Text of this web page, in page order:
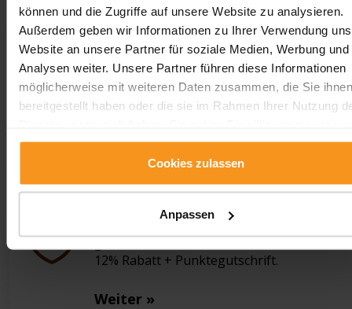
können und die Zugriffe auf unsere Website zu analysieren.
Außerdem geben wir Informationen zu Ihrer Verwendung
Website an unsere Partner für soziale Medien, Werbung und
Analysen weiter. Unsere Partner führen diese Informationen
möglicherweise mit weiteren Daten zusammen, die Sie ihnen
bereitgestellt haben oder die sie im Rahmen Ihrer Nutzung
Cookies, wenn Sie unsere Webseite weiterhin nutzen.
Cookies zulassen
Anpassen
Bade- und Saunalandschaft
Ein komplett erneuertes und verschönertes
Ambiente erwartet unsere Gäste in dem
Badebereich. Die bisher weißen Wände...
Weiter »
Loyalitätsprogramm
Schließen Sie sich unserem European fit
Traveller Loyalitätsprogramm heute noch
12% Rabatt + Punktegutschrift.
Weiter »